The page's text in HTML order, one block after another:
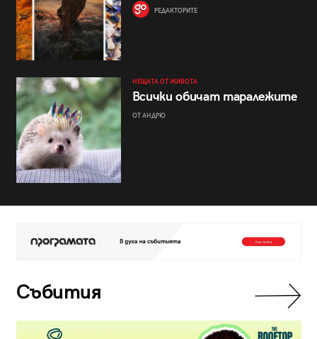
РЕДАКТОРИТЕ
НЕЩАТА ОТ ЖИВОТА
Всички обичат таралежите
ОТ АНДРЮ
Събития